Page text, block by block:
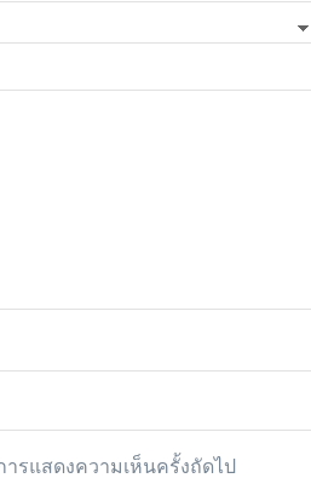
รแสดงความเห็นครั้งถัดไป